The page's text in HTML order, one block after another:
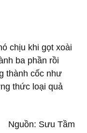
chịu khi gọt xoài
ba phần rồi
thành cốc như
thức loại quả
Nguồn: Sưu Tầm